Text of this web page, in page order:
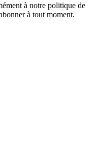
à notre politique de
à tout moment.